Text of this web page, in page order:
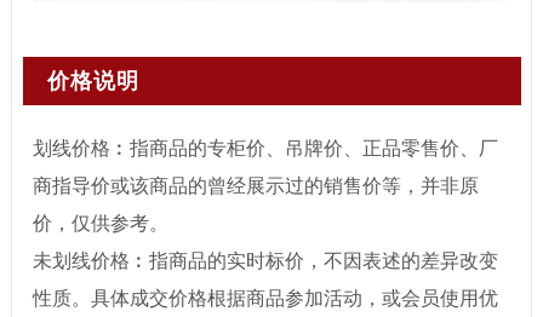
价格说明
划线价格︰指商品的专柜价、吊牌价、正品零售价、厂
商指导价或该商品的曾经展示过的销售价等，并非原
价，仅供参考。
未划线价格︰指商品的实时标价，不因表述的差异改变
性质。具体成交价格根据商品参加活动，或会员使用优